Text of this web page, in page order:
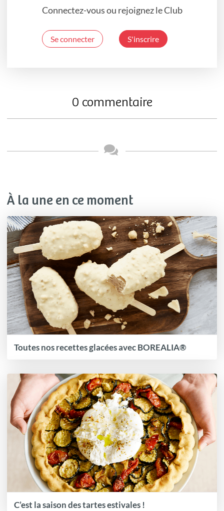
Connectez-vous ou rejoignez le Club
Se connecter S'inscrire
0 commentaire
À la une en ce moment
Toutes nos recettes glacées avec BOREALIA®
C’est la saison des tartes estivales !